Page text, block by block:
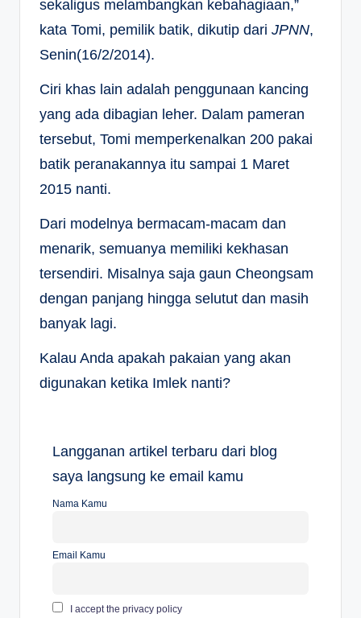
sekaligus melambangkan kebahagiaan,”
kata Tomi, pemilik batik, dikutip dari JPNN,
Senin(16/2/2014).
Ciri khas lain adalah penggunaan kancing
yang ada dibagian leher. Dalam pameran
tersebut, Tomi memperkenalkan 200 pakai
batik peranakannya itu sampai 1 Maret
2015 nanti.
Dari modelnya bermacam-macam dan
menarik, semuanya memiliki kekhasan
tersendiri. Misalnya saja gaun Cheongsam
dengan panjang hingga selutut dan masih
banyak lagi.
Kalau Anda apakah pakaian yang akan
digunakan ketika Imlek nanti?
Langganan artikel terbaru dari blog
saya langsung ke email kamu
Nama Kamu
Email Kamu
I accept the privacy policy